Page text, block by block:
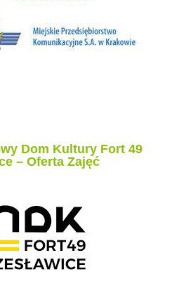
Dom Kultury Fort 49
– Oferta Zajęć